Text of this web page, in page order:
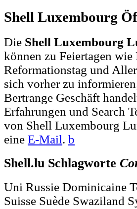
Shell Luxembourg
Die Shell Luxembourg
können zu Feiertagen
Reformationstag und
sich vorher zu
Bertrange Geschäft
Erfahrungen und Search
von Shell Luxembourg
eine E-Mail. b
Shell.lu Schlagworte
Uni Russie Dominicaine
Suisse Suède Swaziland